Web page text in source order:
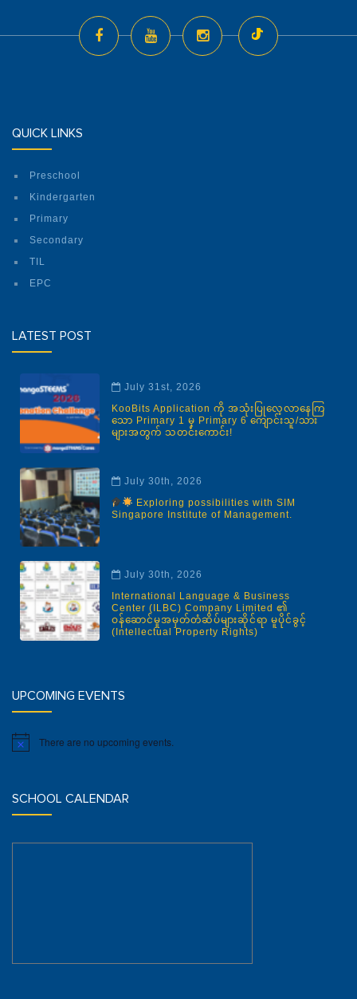
QUICK LINKS
Preschool
Kindergarten
Primary
Secondary
TIL
EPC
LATEST POST
July 31st, 2026
KooBits Application ကို အသုံးပြုလေ့လာနေကြ
သော Primary 1 မှ Primary 6 ကျောင်းသူ/သား
များအတွက် သတင်းကောင်း!
July 30th, 2026
Exploring possibilities with SIM
Singapore Institute of Management.
July 30th, 2026
International Language & Business
Center (ILBC) Company Limited ၏
ဝန်ဆောင်မှုအမှတ်တံဆိပ်များဆိုင်ရာ မူပိုင်ခွင့်
(Intellectual Property Rights)
UPCOMING EVENTS
Notice There are no upcoming events.
SCHOOL CALENDAR